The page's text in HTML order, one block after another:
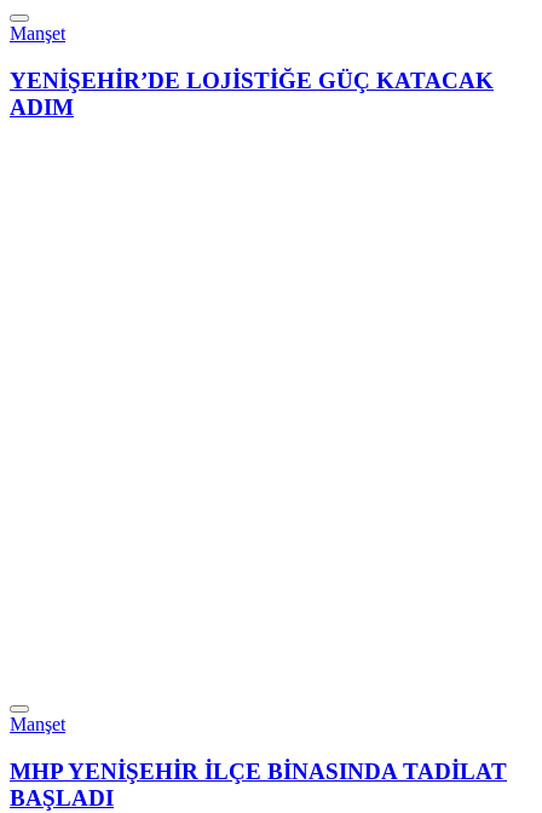
Manşet
YENİŞEHİR’DE LOJİSTİĞE GÜÇ KATACAK
ADIM
Manşet
MHP YENİŞEHİR İLÇE BİNASINDA TADİLAT
BAŞLADI